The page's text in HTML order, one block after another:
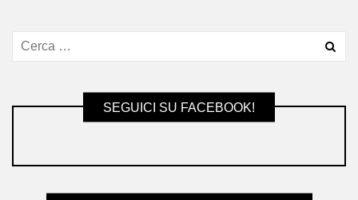
SEGUICI SU FACEBOOK!